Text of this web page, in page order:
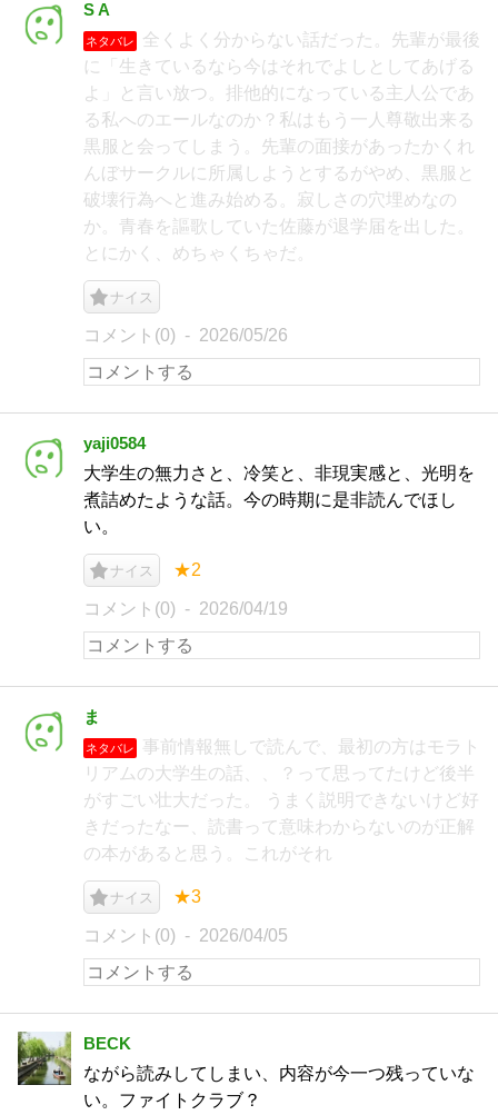
S A
ネタバレ
全くよく分からない話だった。先輩が最後
に「生きているなら今はそれでよしとしてあげる
よ」と言い放つ。排他的になっている主人公であ
る私へのエールなのか？私はもう一人尊敬出来る
黒服と会ってしまう。先輩の面接があったかくれ
んぼサークルに所属しようとするがやめ、黒服と
破壊行為へと進み始める。寂しさの穴埋めなの
か。青春を謳歌していた佐藤が退学届を出した。
とにかく、めちゃくちゃだ。
ナイス
コメント(0) 2026/05/26
yaji0584
大学生の無力さと、冷笑と、非現実感と、光明を
煮詰めたような話。今の時期に是非読んでほし
い。
ナイス ★2
コメント(0) 2026/04/19
ま
ネタバレ
事前情報無しで読んで、最初の方はモラト
リアムの大学生の話、、？って思ってたけど後半
がすごい壮大だった。 うまく説明できないけど好
きだったなー、読書って意味わからないのが正解
の本があると思う。これがそれ
ナイス ★3
コメント(0) 2026/04/05
BECK
ながら読みしてしまい、内容が今一つ残っていな
い。ファイトクラブ？